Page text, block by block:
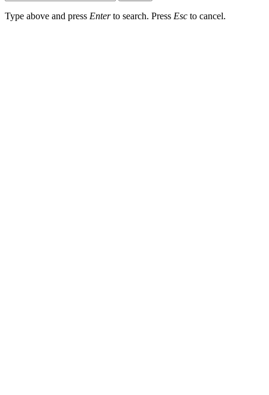
Type above and press Enterto search. Press Esc to cancel.